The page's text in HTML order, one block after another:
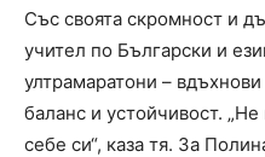
Със своята скромност и
учител по Български и
ултрамаратони –
баланс и устойчивост.
себе си“, каза тя. За